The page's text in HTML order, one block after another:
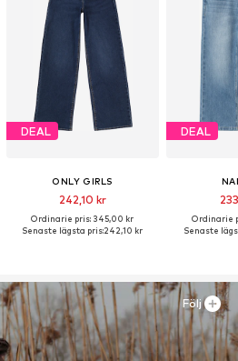
DEAL
ONLY GIRLS
242,10 kr
Ordinarie pris: 345,00 kr
Senaste lägsta pris:242,10 kr
DEAL
Ordinarie
Senaste
Följ